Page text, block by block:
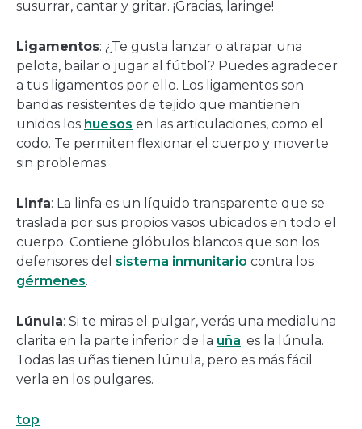
susurrar, cantar y gritar. ¡Gracias, laringe!
Ligamentos: ¿Te gusta lanzar o atrapar una
pelota, bailar o jugar al fútbol? Puedes agradecer
a tus ligamentos por ello. Los ligamentos son
bandas resistentes de tejido que mantienen
unidos los huesos en las articulaciones, como el
codo. Te permiten flexionar el cuerpo y moverte
sin problemas.
Linfa: La linfa es un líquido transparente que se
traslada por sus propios vasos ubicados en todo el
cuerpo. Contiene glóbulos blancos que son los
defensores del sistema inmunitario contra los
gérmenes.
Lúnula: Si te miras el pulgar, verás una medialuna
clarita en la parte inferior de la uña: es la lúnula.
Todas las uñas tienen lúnula, pero es más fácil
verla en los pulgares.
top